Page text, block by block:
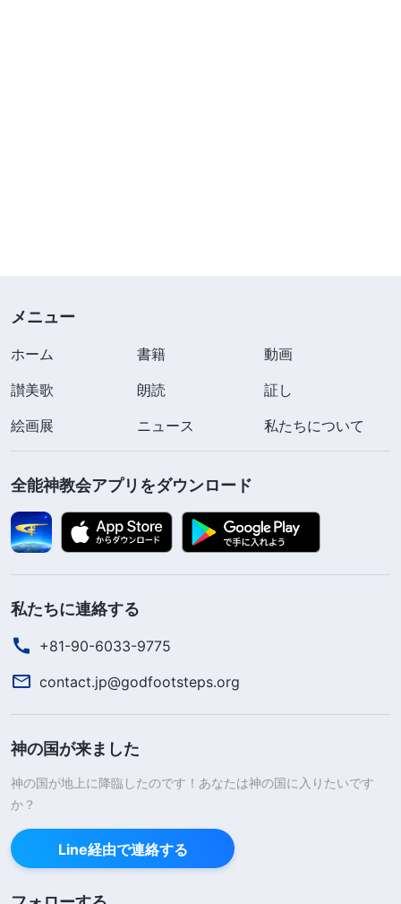
メニュー
ホーム 書籍
動画
讃美歌
朗読
証し
絵画展
ニュース 私たちについて
全能神教会アプリをダウンロード
私たちに連絡する
+81-90-6033-9775
contact.jp@godfootsteps.org
神の国が来ました
神の国が地上に降臨したのです！あなたは神の国に入りたいです
か？
Line経由で連絡する